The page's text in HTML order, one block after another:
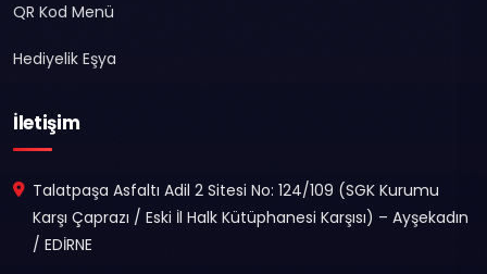
QR Kod Menü
Hediyelik Eşya
İletişim
Talatpaşa Asfaltı Adil 2 Sitesi No: 124/109 (SGK Kurumu
Karşı Çaprazı / Eski İl Halk Kütüphanesi Karşısı) – Ayşekadın
/ EDİRNE